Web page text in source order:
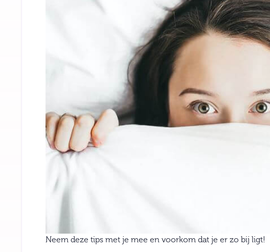
Neem deze tips met je mee en voorkom dat je er zo bij ligt!